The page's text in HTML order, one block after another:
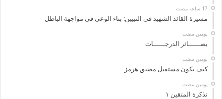
مسيرة القائد الشهيد في التبيين: بناء الوعي في مواجهة الباطل
‏يومين مضت
بصــــــائر الدرجــــــات
‏يومين مضت
كيف يكون مستقبل مضيق هرمز
‏يومين مضت
تذكرة المتقين ١